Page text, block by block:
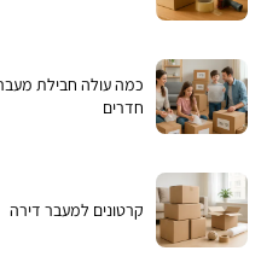
חדרים
קרטונים למעבר דירה